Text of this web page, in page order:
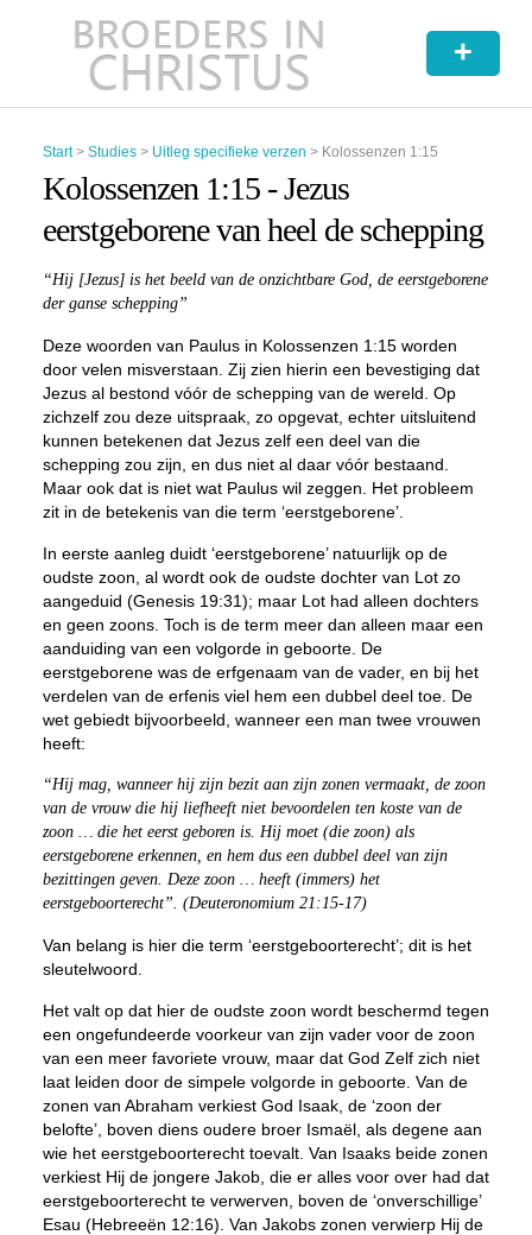
+
Start> Studies> Uitleg specifieke verzen > Kolossenzen 1:15
Kolossenzen 1:15 - Jezus
eerstgeborene van heel de schepping
“Hij [Jezus] is het beeld van de onzichtbare God, de eerstgeborene
der ganse schepping”
Deze woorden van Paulus in Kolossenzen 1:15 worden
door velen misverstaan. Zij zien hierin een bevestiging dat
Jezus al bestond vóór de schepping van de wereld. Op
zichzelf zou deze uitspraak, zo opgevat, echter uitsluitend
kunnen betekenen dat Jezus zelf een deel van die
schepping zou zijn, en dus niet al daar vóór bestaand.
Maar ook dat is niet wat Paulus wil zeggen. Het probleem
zit in de betekenis van die term ‘eerstgeborene’.
In eerste aanleg duidt ‘eerstgeborene’ natuurlijk op de
oudste zoon, al wordt ook de oudste dochter van Lot zo
aangeduid (Genesis 19:31); maar Lot had alleen dochters
en geen zoons. Toch is de term meer dan alleen maar een
aanduiding van een volgorde in geboorte. De
eerstgeborene was de erfgenaam van de vader, en bij het
verdelen van de erfenis viel hem een dubbel deel toe. De
wet gebiedt bijvoorbeeld, wanneer een man twee vrouwen
heeft:
“Hij mag, wanneer hij zijn bezit aan zijn zonen vermaakt, de zoon
van de vrouw die hij liefheeft niet bevoordelen ten koste van de
zoon … die het eerst geboren is. Hij moet (die zoon) als
eerstgeborene erkennen, en hem dus een dubbel deel van zijn
bezittingen geven. Deze zoon … heeft (immers) het
eerstgeboorterecht”. (Deuteronomium 21:15-17)
Van belang is hier die term ‘eerstgeboorterecht’; dit is het
sleutelwoord.
Het valt op dat hier de oudste zoon wordt beschermd tegen
een ongefundeerde voorkeur van zijn vader voor de zoon
van een meer favoriete vrouw, maar dat God Zelf zich niet
laat leiden door de simpele volgorde in geboorte. Van de
zonen van Abraham verkiest God Isaak, de ‘zoon der
belofte’, boven diens oudere broer Ismaël, als degene aan
wie het eerstgeboorterecht toevalt. Van Isaaks beide zonen
verkiest Hij de jongere Jakob, die er alles voor over had dat
eerstgeboorterecht te verwerven, boven de ‘onverschillige’
Esau (Hebreeën 12:16). Van Jakobs zonen verwierp Hij de